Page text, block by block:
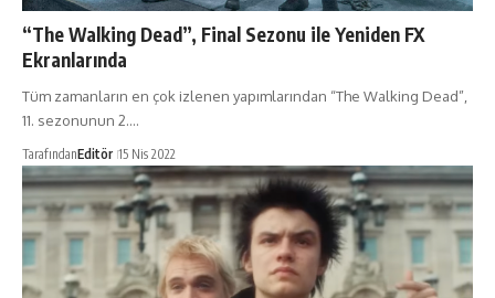
“The Walking Dead”, Final Sezonu ile Yeniden FX
Ekranlarında
Tüm zamanların en çok izlenen yapımlarından “The Walking Dead”,
11. sezonunun 2.…
TarafındanEditör 15 Nis 2022